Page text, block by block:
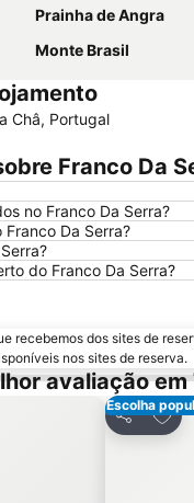
Prainha de Angra
Monte Brasil
Châ, Portugal
Franco Da
no Franco Da Serra?
Da Serra?
do Franco Da Serra?
recebemos dos sites de
nos sites de reserva.
avaliação em
Escolha
Partilhar